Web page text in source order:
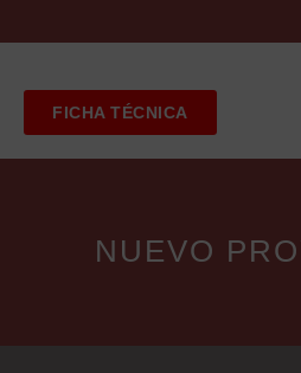
FICHA TÉCNICA
NUEVO